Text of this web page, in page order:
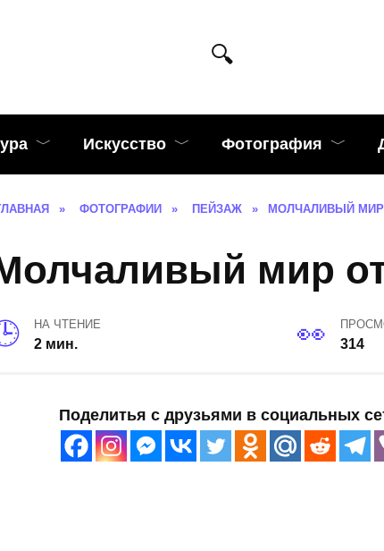
Искусство Фотография
» ФОТОГРАФИИ » ПЕЙЗАЖ » МОЛЧАЛИВЫЙ МИР
мир
НА ЧТЕНИЕ
2 мин. 314
Поделитья с друзьями в социальных